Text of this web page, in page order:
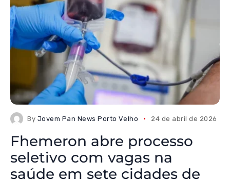
By Jovem Pan News Porto Velho 24 de abril de 2026
Fhemeron abre processo
seletivo com vagas na
saúde em sete cidades de